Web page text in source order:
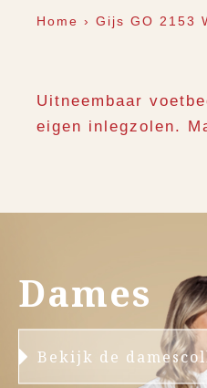
Home › Gijs GO 2153
Uitneembaar
eigen inlegzolen.
Dames
Bekijk de